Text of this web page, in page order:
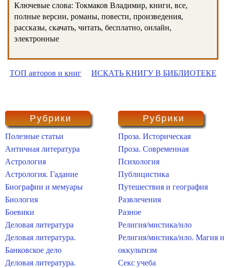
Ключевые слова: Токмаков Владимир, книги, все,
полные версии, романы, повести, произведения,
рассказы, скачать, читать, бесплатно, онлайн,
электронные
ТОП авторов и книг ИСКАТЬ КНИГУ В БИБЛИОТЕКЕ
Рубрики
Полезные статьи
Античная литература
Астрология
Астрология. Гадание
Биографии и мемуары
Биология
Боевики
Деловая литература
Деловая литература.
Банковское дело
Деловая литература.
Рубрики
Проза. Историческая
Проза. Современная
Психология
Публицистика
Путешествия и география
Развлечения
Разное
Религия/мистика/нло
Религия/мистика/нло. Магия и
оккультизм
Секс учеба